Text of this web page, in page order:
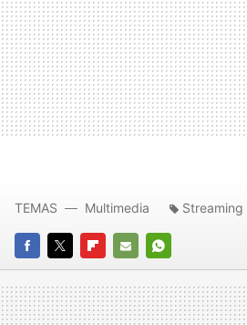
FACEBOOK
TWITTERFLIPBOARD
E-
MAIL
WHATSAPP
TEMAS Multimedia